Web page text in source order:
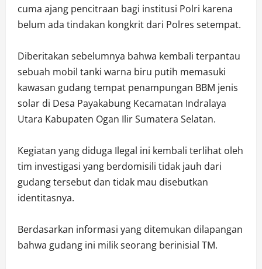
cuma ajang pencitraan bagi institusi Polri karena
belum ada tindakan kongkrit dari Polres setempat.
Diberitakan sebelumnya bahwa kembali terpantau
sebuah mobil tanki warna biru putih memasuki
kawasan gudang tempat penampungan BBM jenis
solar di Desa Payakabung Kecamatan Indralaya
Utara Kabupaten Ogan Ilir Sumatera Selatan.
Kegiatan yang diduga Ilegal ini kembali terlihat oleh
tim investigasi yang berdomisili tidak jauh dari
gudang tersebut dan tidak mau disebutkan
identitasnya.
Berdasarkan informasi yang ditemukan dilapangan
bahwa gudang ini milik seorang berinisial TM.